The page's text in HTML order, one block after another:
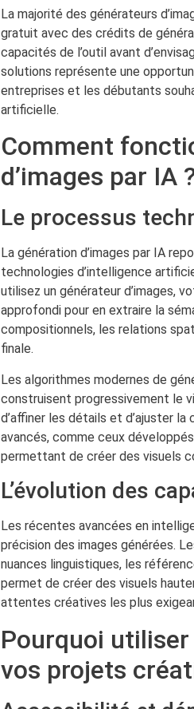
La majorité des générateurs
gratuit avec des crédits de
capacités de l’outil avant
solutions représente une
entreprises et les débutants
artificielle.
Comment
d’images par IA
Le processus
La génération d’images par IA
technologies d’intelligence
utilisez un générateur d’images,
approfondi pour en extraire la
compositionnels, les relations
finale.
Les algorithmes modernes de
construisent progressivement le
d’affiner les détails et d’ajuster la
avancés, comme ceux
permettant de créer des visuels
L’évolution des
Les récentes avancées en
précision des images générées.
nuances linguistiques, les
permet de créer des visuels
attentes créatives les plus
Pourquoi utiliser
vos projets